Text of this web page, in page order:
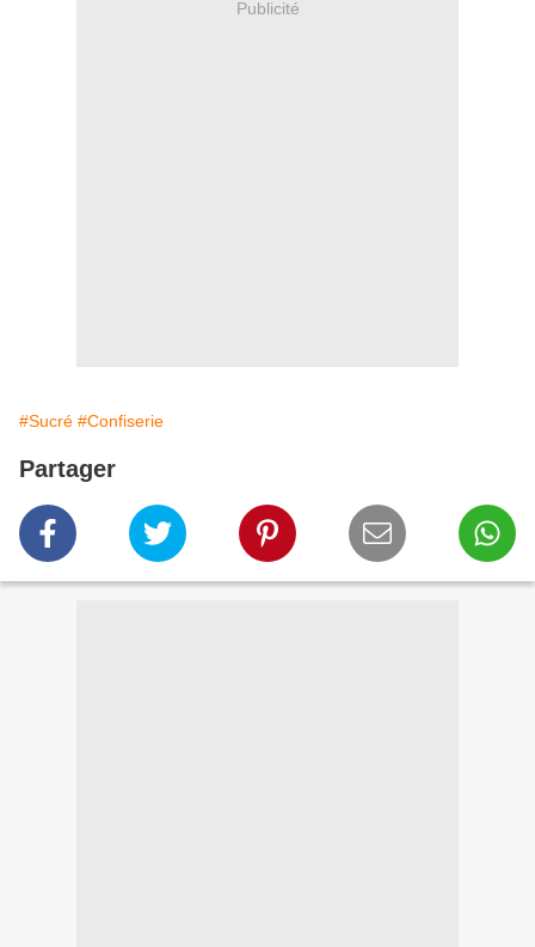
Publicité
#Sucré #Confiserie
Partager